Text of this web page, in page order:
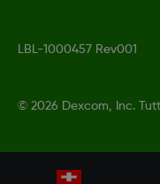
LBL-1000457 Rev001
© 2026 Dexcom, Inc.